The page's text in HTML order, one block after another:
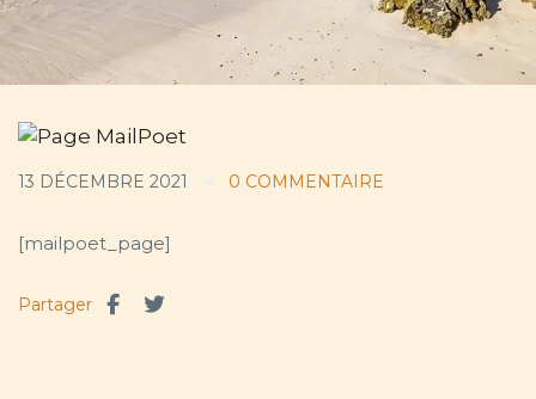
13 DÉCEMBRE 2021 0 COMMENTAIRE
[mailpoet_page]
Partager